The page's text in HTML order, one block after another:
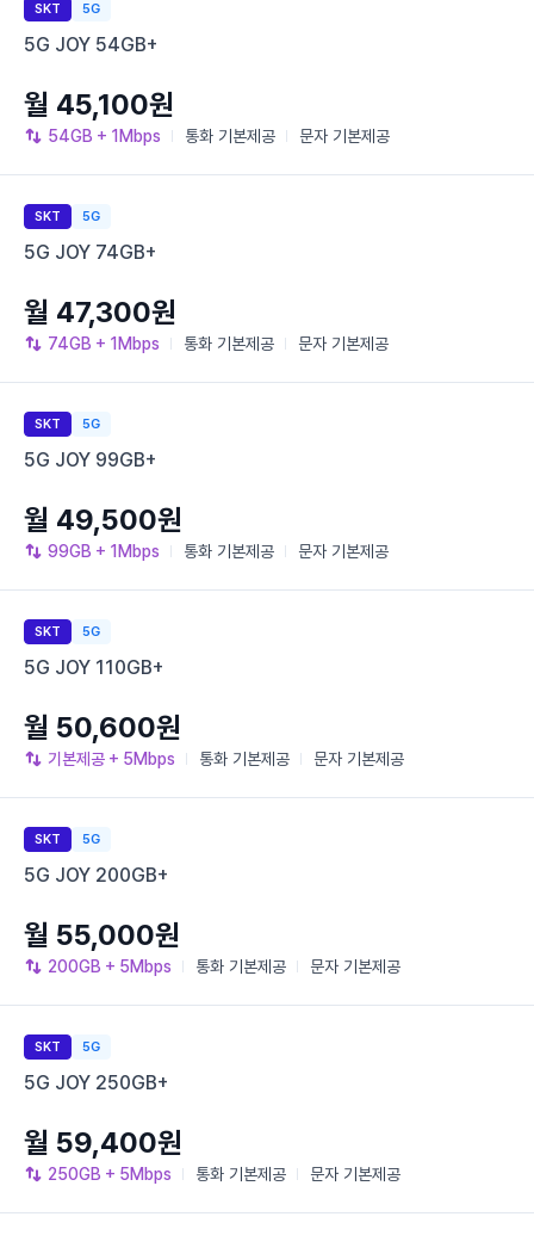
SKT 5G
5G JOY 54GB+
54GB + 1Mbps 통화 기본제공 문자 기본제공
월 45,100원
SKT 5G
5G JOY 74GB+
74GB + 1Mbps 통화 기본제공 문자 기본제공
월 47,300원
SKT 5G
5G JOY 99GB+
99GB + 1Mbps 통화 기본제공 문자 기본제공
월 49,500원
SKT 5G
5G JOY 110GB+
기본제공 + 5Mbps 통화 기본제공 문자 기본제공
월 50,600원
SKT 5G
5G JOY 200GB+
200GB + 5Mbps 통화 기본제공 문자 기본제공
월 55,000원
SKT 5G
5G JOY 250GB+
250GB + 5Mbps 통화 기본제공 문자 기본제공
월 59,400원